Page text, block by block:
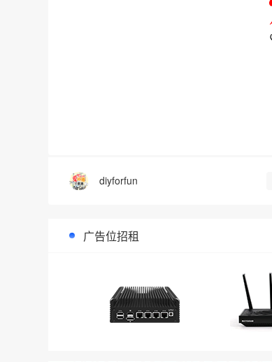
diyforfun
广告位招租